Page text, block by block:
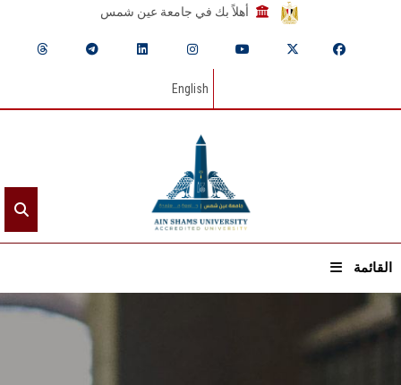
أهلاً بك في جامعة عين شمس
English
القائمة
الرئيسيـة